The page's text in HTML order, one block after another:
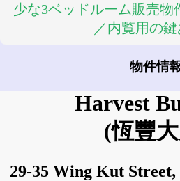
少な3ベッドルーム販売物
／内覧用の鍵
物件情
Harvest
(恆豐
29-35 Wing Kut